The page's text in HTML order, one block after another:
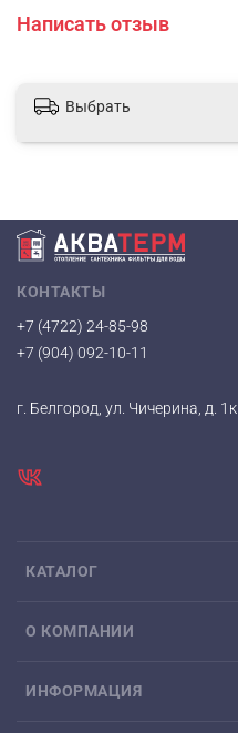
Написать отзыв
Выбрать
КАТАЛОГ
О КОМПАНИИ
ИНФОРМАЦИЯ
КОНТАКТЫ
+7 (4722) 24-85-98
+7 (904) 092-10-11
г. Белгород, ул. Чичерина, д. 1к